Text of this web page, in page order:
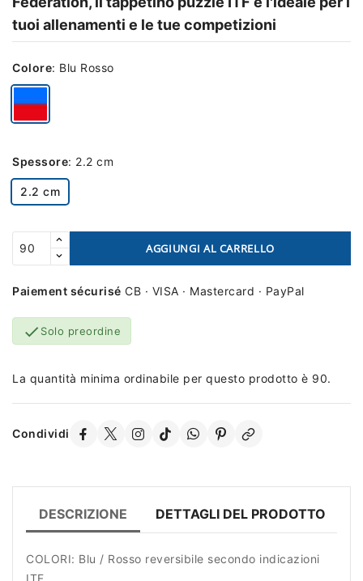
tuoi allenamenti e le tue competizioni
Colore: Blu Rosso
Spessore: 2.2 cm
2.2 cm
AGGIUNGI AL CARRELLO
Paiement sécurisé CB · VISA · Mastercard · PayPal
 Solo preordine
La quantità minima ordinabile per questo prodotto è 90.
Condividi
DESCRIZIONE DETTAGLI DEL PRODOTTO
COLORI: Blu / Rosso reversibile secondo indicazioni